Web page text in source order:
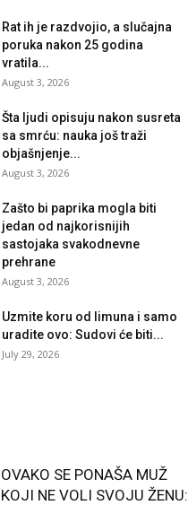
Rat ih je razdvojio, a slučajna
poruka nakon 25 godina
vratila...
August 3, 2026
Šta ljudi opisuju nakon susreta
sa smrću: nauka još traži
objašnjenje...
August 3, 2026
Zašto bi paprika mogla biti
jedan od najkorisnijih
sastojaka svakodnevne
prehrane
August 3, 2026
Uzmite koru od limuna i samo
uradite ovo: Sudovi će biti...
July 29, 2026
OVAKO SE PONAŠA MUŽ
KOJI NE VOLI SVOJU ŽENU: